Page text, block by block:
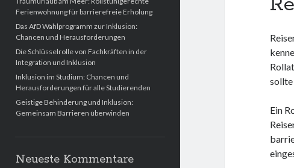
Ferienwohnung für barrierefreie Erholung
Das AfD Wahlprogramm zur Inklusion:
Chancen und Herausforderungen
Die Schlüsselrolle von Fachkräften in der
Integration und Inklusion
Inklusion im Studium: Chancen und
Herausforderungen für alle Studierenden
Geistige Behinderung und Inklusion:
Gemeinsam Barrieren überwinden
Neueste Kommentare
sollte
Ein